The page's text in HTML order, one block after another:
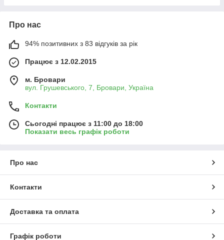
Про нас
94% позитивних з 83 відгуків за рік
Працює з 12.02.2015
м. Бровари
вул. Грушевського, 7, Бровари, Україна
Контакти
Сьогодні працює з 11:00 до 18:00
Показати весь графік роботи
Про нас
Контакти
Доставка та оплата
Графік роботи